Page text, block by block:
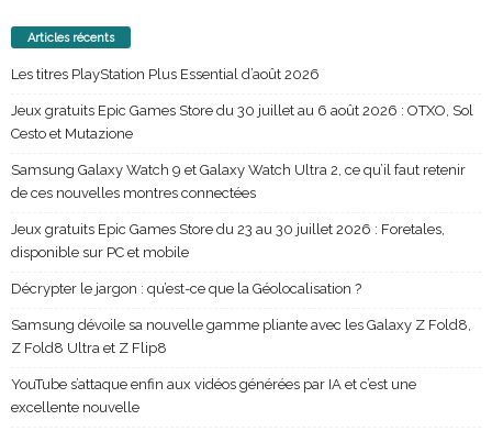
Articles récents
Les titres PlayStation Plus Essential d’août 2026
Jeux gratuits Epic Games Store du 30 juillet au 6 août 2026 : OTXO, Sol
Cesto et Mutazione
Samsung Galaxy Watch 9 et Galaxy Watch Ultra 2, ce qu’il faut retenir
de ces nouvelles montres connectées
Jeux gratuits Epic Games Store du 23 au 30 juillet 2026 : Foretales,
disponible sur PC et mobile
Décrypter le jargon : qu’est-ce que la Géolocalisation ?
Samsung dévoile sa nouvelle gamme pliante avec les Galaxy Z Fold8,
Z Fold8 Ultra et Z Flip8
YouTube s’attaque enfin aux vidéos générées par IA et c’est une
excellente nouvelle